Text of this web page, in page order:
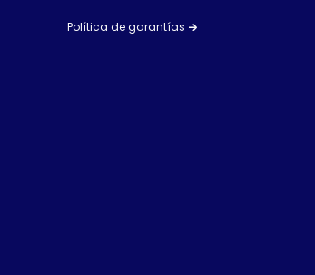
Política de garantías